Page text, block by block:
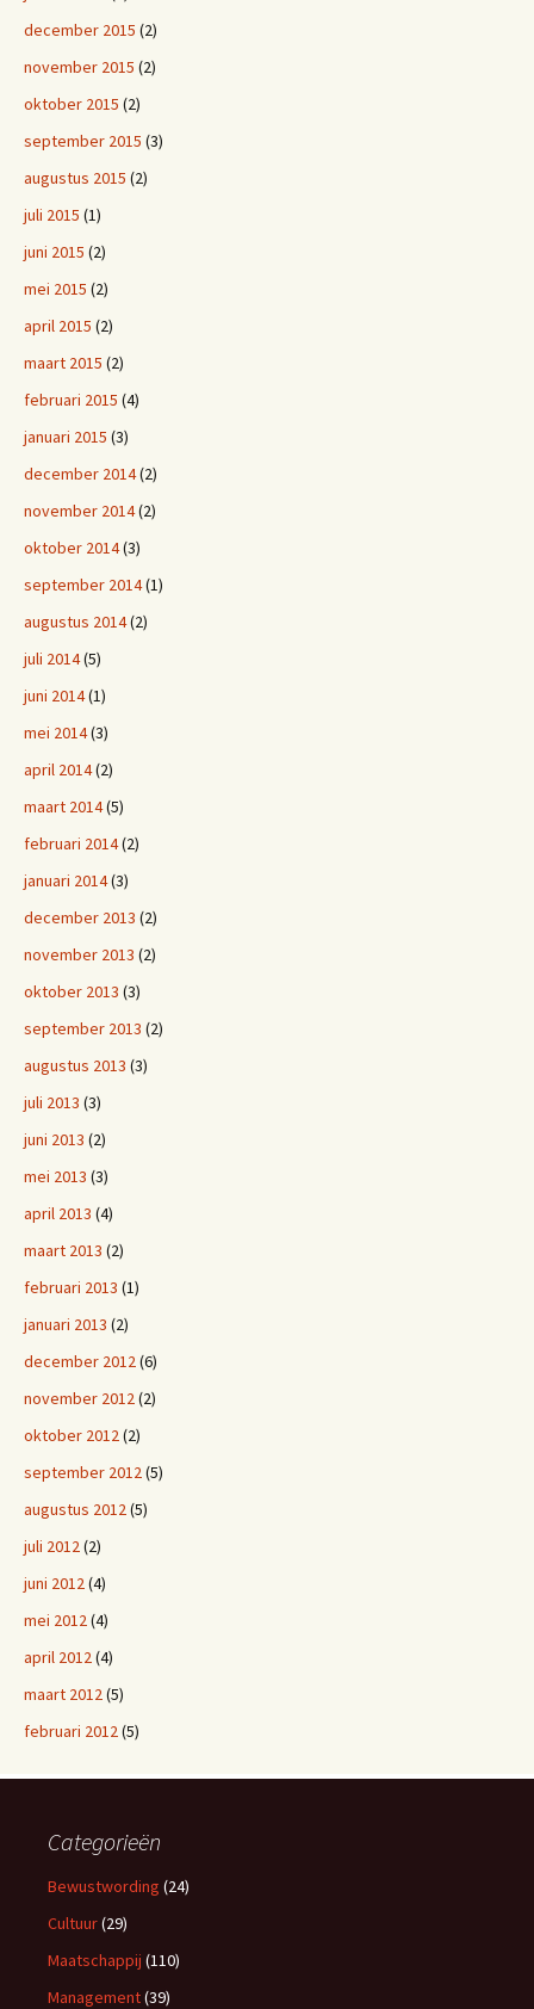
december 2015 (2)
november 2015 (2)
oktober 2015 (2)
september 2015 (3)
augustus 2015 (2)
juli 2015 (1)
juni 2015 (2)
mei 2015 (2)
april 2015 (2)
maart 2015 (2)
februari 2015 (4)
januari 2015 (3)
december 2014(2)
november 2014(2)
oktober 2014(3)
september 2014(1)
augustus 2014(2)
juli 2014(5)
juni 2014(1)
mei 2014(3)
april 2014(2)
maart 2014(5)
februari 2014(2)
januari 2014(3)
december 2013 (2)
november 2013 (2)
oktober 2013 (3)
september 2013 (2)
augustus 2013 (3)
juli 2013 (3)
juni 2013 (2)
mei 2013 (3)
april 2013 (4)
maart 2013 (2)
februari 2013 (1)
januari 2013 (2)
december 2012(6)
november 2012(2)
oktober 2012(2)
september 2012(5)
augustus 2012(5)
juli 2012(2)
juni 2012(4)
mei 2012(4)
april 2012(4)
maart 2012(5)
februari 2012(5)
Categorieën
Bewustwording (24)
Cultuur(29)
Maatschappij (110)
Management(39)